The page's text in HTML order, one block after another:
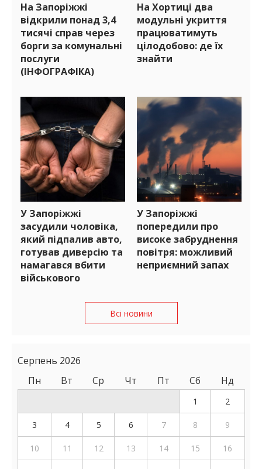
На Запоріжжі
відкрили понад 3,4
тисячі справ через
борги за комунальні
послуги
(ІНФОГРАФІКА)
На Хортиці два
модульні укриття
працюватимуть
цілодобово: де їх
знайти
У Запоріжжі
засудили чоловіка,
який підпалив авто,
готував диверсію та
намагався вбити
військового
У Запоріжжі
попередили про
високе забруднення
повітря: можливий
неприємний запах
Всі новини
Серпень 2026
Пн
Вт Ср Чт Пт Сб Нд
1 2
3 4 5 6 7 8 9
10 11 12 13 14 15 16